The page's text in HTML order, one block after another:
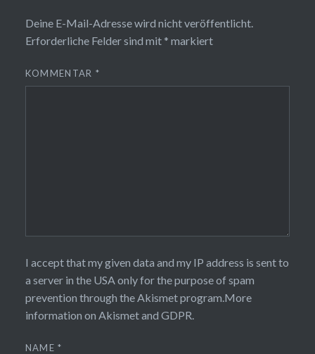
Deine E-Mail-Adresse wird nicht veröffentlicht.
Erforderliche Felder sind mit * markiert
KOMMENTAR *
I accept that my given data and my IP address is sent to
a server in the USA only for the purpose of spam
prevention through the Akismetprogram. More
information on Akismet and GDPR
NAME*